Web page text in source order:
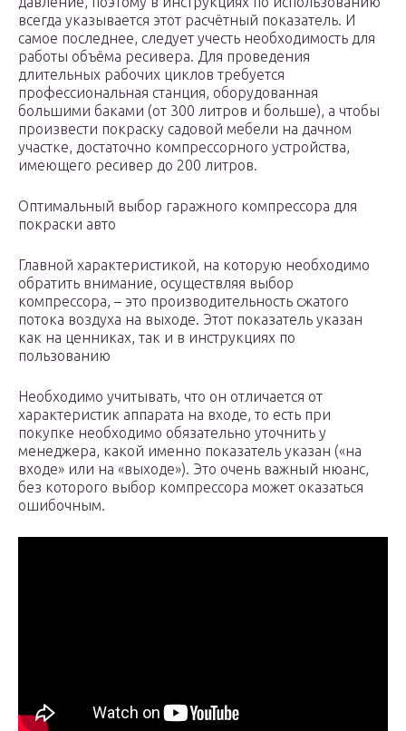
всегда указывается этот расчётный показатель. И
самое последнее, следует учесть необходимость для
работы объёма ресивера. Для проведения
длительных рабочих циклов требуется
профессиональная станция, оборудованная
большими баками (от 300 литров и больше), а чтобы
произвести покраску садовой мебели на дачном
участке, достаточно компрессорного устройства,
имеющего ресивер до 200 литров.
Оптимальный выбор гаражного компрессора для
покраски авто
Главной характеристикой, на которую необходимо
обратить внимание, осуществляя выбор
компрессора, – это производительность сжатого
потока воздуха на выходе. Этот показатель указан
как на ценниках, так и в инструкциях по
пользованию
Необходимо учитывать, что он отличается от
характеристик аппарата на входе, то есть при
покупке необходимо обязательно уточнить у
менеджера, какой именно показатель указан («на
входе» или на «выходе»). Это очень важный нюанс,
без которого выбор компрессора может оказаться
ошибочным.